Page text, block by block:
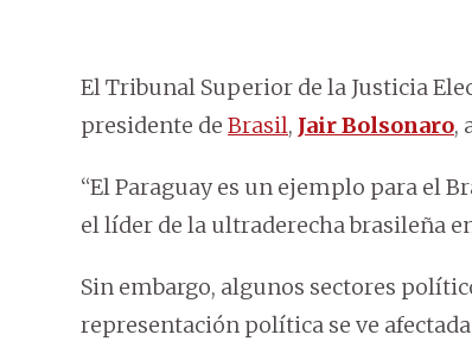
El Tribunal Superior de la Justicia
presidente de Brasil, Jair Bolsonaro,
“El Paraguay es un ejemplo para el
el líder de la ultraderecha brasileña
Sin embargo, algunos sectores
representación política se ve